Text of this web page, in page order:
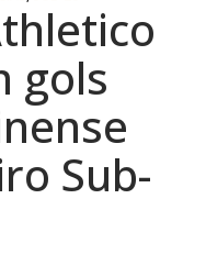
gols
Sub-